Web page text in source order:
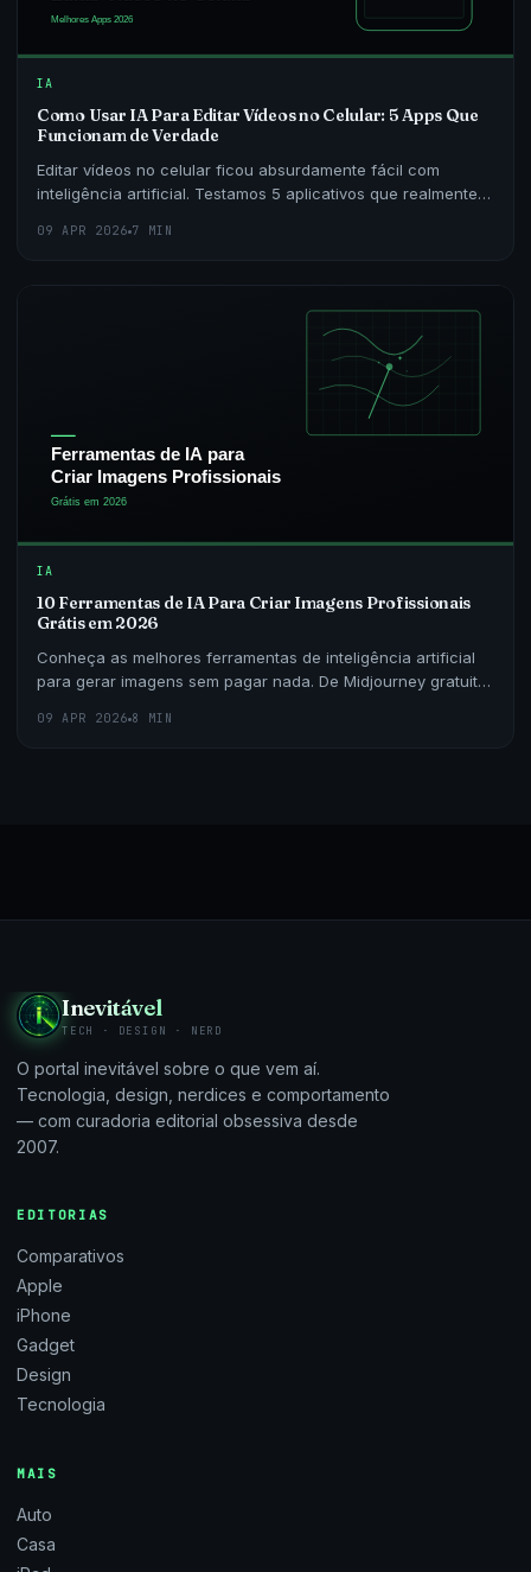
IA
Como Usar IA Para Editar Vídeos no Celular: 5 Apps Que
Funcionam de Verdade
Editar vídeos no celular ficou absurdamente fácil com
inteligência artificial. Testamos 5 aplicativos que realmente
09 APR 2026 7 MIN
IA
10 Ferramentas de IA Para Criar Imagens Profissionais
Grátis em 2026
Conheça as melhores ferramentas de inteligência artificial
para gerar imagens sem pagar nada. De Midjourney gratuito
09 APR 2026 8 MIN
Inevitável
TECH · DESIGN · NERD
O portal inevitável sobre o que vem aí.
Tecnologia, design, nerdices e comportamento
— com curadoria editorial obsessiva desde
2007.
EDITORIAS
Comparativos
Apple
iPhone
Gadget
Design
Tecnologia
MAIS
Auto
Casa